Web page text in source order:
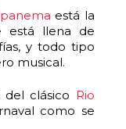
está la
está llena de
y todo tipo
musical.
clásico Rio
como se